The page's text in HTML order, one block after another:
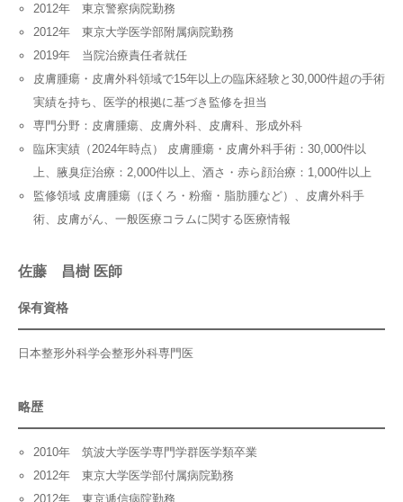
2012年 東京警察病院勤務
2012年 東京大学医学部附属病院勤務
2019年 当院治療責任者就任
皮膚腫瘍・皮膚外科領域で15年以上の臨床経験と30,000件超の手術
実績を持ち、医学的根拠に基づき監修を担当
専門分野：皮膚腫瘍、皮膚外科、皮膚科、形成外科
臨床実績（2024年時点） 皮膚腫瘍・皮膚外科手術：30,000件以
上、腋臭症治療：2,000件以上、酒さ・赤ら顔治療：1,000件以上
監修領域 皮膚腫瘍（ほくろ・粉瘤・脂肪腫など）、皮膚外科手
術、皮膚がん、一般医療コラムに関する医療情報
佐藤 昌樹 医師
保有資格
日本整形外科学会整形外科専門医
略歴
2010年 筑波大学医学専門学群医学類卒業
2012年 東京大学医学部付属病院勤務
2012年 東京逓信病院勤務